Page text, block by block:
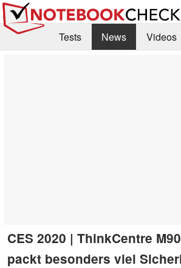
Tests News
Videos
CES 2020 | ThinkCentre
packt besonders viel